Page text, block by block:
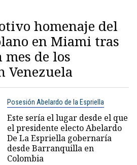
homenaje del
en Miami tras
de los
Venezuela
Posesión Abelardo de la Espriella
Este sería el lugar desde el que
el presidente electo Abelardo
De La Espriella gobernaría
desde Barranquilla en
Colombia